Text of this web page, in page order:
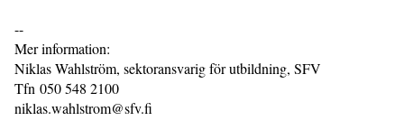
--
Mer information:
Niklas Wahlström, sektoransvarig för utbildning, SFV
Tfn 050 548 2100
niklas.wahlstrom@sfv.fi